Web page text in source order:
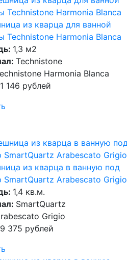
из кварца для ванной
Technistone Harmonia Blanca
1,3 м2
Technistone
Harmonia Blanca
146 рублей
из кварца в ванную под
Arabescato Grigio
1,4 кв.м.
SmartQuartz
Grigio
375 рублей